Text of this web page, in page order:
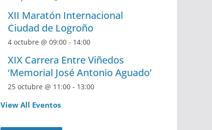
XII Maratón Internacional
Ciudad de Logroño
4 octubre @ 09:00 - 14:00
XIX Carrera Entre Viñedos
‘Memorial José Antonio Aguado’
25 octubre @ 11:00 - 13:00
View All Eventos